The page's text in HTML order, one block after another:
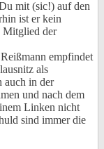
mit (sic!) auf den
ist er kein
Mitglied der
empfindet
als
auch in der
und nach dem
Linken nicht
sind immer die